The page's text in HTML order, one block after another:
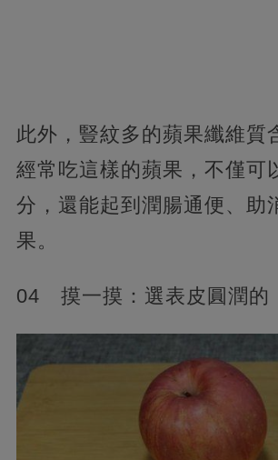
此外，豎紋多的蘋果纖維質
經常吃這樣的蘋果，不僅可
分，還能起到潤腸通便、助
果。
04 摸一摸：選表皮圓潤的